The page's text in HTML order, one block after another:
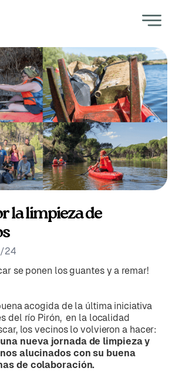
la limpieza de
24
se ponen los guantes y a remar!
acogida de la última iniciativa
del río Pirón, en la localidad
los vecinos lo volvieron a hacer:
nueva jornada de limpieza y
alucinados con su buena
de colaboración.